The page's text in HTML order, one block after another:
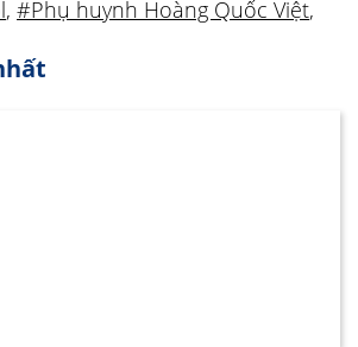
, #Phụ huynh Hoàng Quốc Việt,